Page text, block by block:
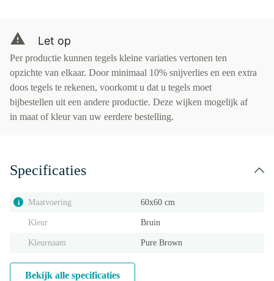
Let op
Per productie kunnen tegels kleine variaties vertonen ten
opzichte van elkaar. Door minimaal 10% snijverlies en een extra
doos tegels te rekenen, voorkomt u dat u tegels moet
bijbestellen uit een andere productie. Deze wijken mogelijk af
in maat of kleur van uw eerdere bestelling.
Specificaties
i Maatvoering 60x60 cm
Kleur Bruin
Kleurnaam Pure Brown
Bekijk alle specificaties